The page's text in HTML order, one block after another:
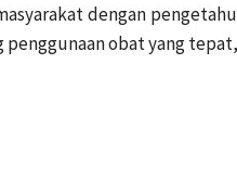
dengan
obat yang